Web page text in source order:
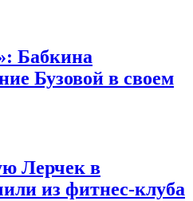
Бабкина
Бузовой в своем
Лерчек в
из фитнес-клуба